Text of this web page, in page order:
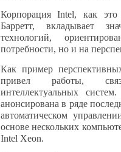
КорпорацияIntel, как это
Барретт, вкладывает
технологий,
потребности, но и на
Как пример
привел работы,
интеллектуальных
анонсирована в ряде
автоматическом
основе нескольких
Intel Xeon.